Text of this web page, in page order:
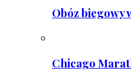
Obóz biegowy
Chicago